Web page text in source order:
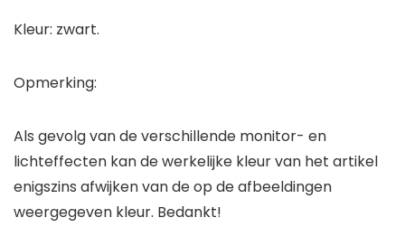
Kleur: zwart.
Opmerking:
Als gevolg van de verschillende monitor- en
lichteffecten kan de werkelijke kleur van het artikel
enigszins afwijken van de op de afbeeldingen
weergegeven kleur. Bedankt!